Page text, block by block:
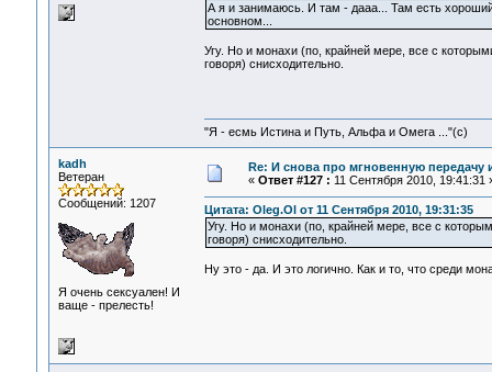
А я и занимаюсь. И там - дааа... Там есть
основном...
Угу. Но и монахи (по, крайней мере, все с
говоря) снисходительно.
"Я - есмь Истина и Путь, Альфа и Омега ..."(с)
kadh
Ветеран
Сообщений: 1207
Я очень сексуален! И
ваще - прелесть!
Re: И снова про мгновенную
« Ответ #127 : 11 Сентября 2010, 19:41:31
Цитата: Oleg.Ol от 11 Сентября 2010, 19:31:35
Угу. Но и монахи (по, крайней мере, все с
говоря) снисходительно.
Ну это - да. И это логично. Как и то, что среди